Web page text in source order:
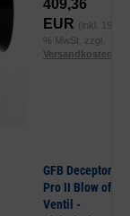
409,36
EUR (inkl. 19
% MwSt. zzgl.
Versandkosten
GFB Deceptor
Pro II Blow off
Ventil -